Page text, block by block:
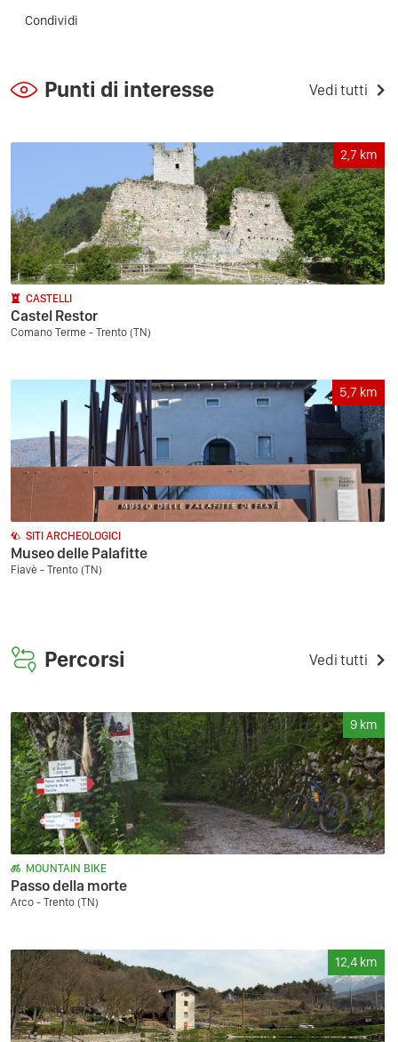
Condividi
Punti di interesse Vedi tutti
2,7 km
CASTELLI
Castel Restor
Comano Terme - Trento (TN)
5,7 km
SITI ARCHEOLOGICI
Museo delle Palafitte
Fiavè - Trento (TN)
Percorsi Vedi tutti
9 km
MOUNTAIN BIKE
Passo della morte
Arco - Trento (TN)
12,4 km